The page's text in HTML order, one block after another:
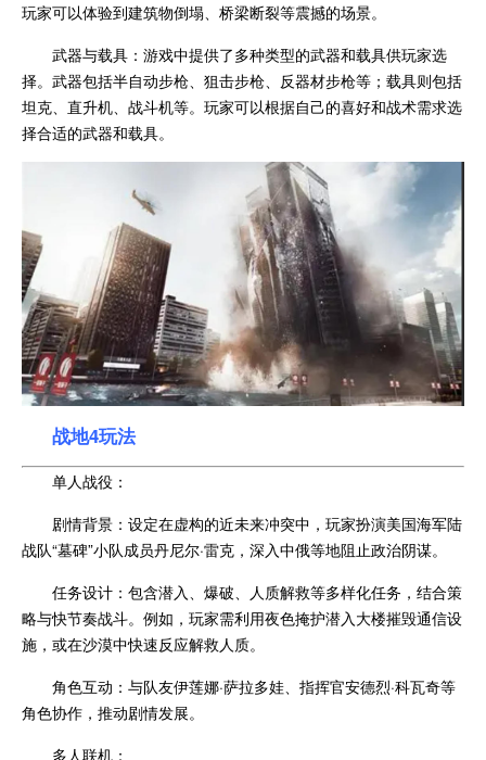
玩家可以体验到建筑物倒塌、桥梁断裂等震撼的场景。
武器与载具：游戏中提供了多种类型的武器和载具供玩家选
择。武器包括半自动步枪、狙击步枪、反器材步枪等；载具则包括
坦克、直升机、战斗机等。玩家可以根据自己的喜好和战术需求选
择合适的武器和载具。
战地4玩法
单人战役：
剧情背景：设定在虚构的近未来冲突中，玩家扮演美国海军陆
战队“墓碑”小队成员丹尼尔·雷克，深入中俄等地阻止政治阴谋。
任务设计：包含潜入、爆破、人质解救等多样化任务，结合策
略与快节奏战斗。例如，玩家需利用夜色掩护潜入大楼摧毁通信设
施，或在沙漠中快速反应解救人质。
角色互动：与队友伊莲娜·萨拉多娃、指挥官安德烈·科瓦奇等
角色协作，推动剧情发展。
多人联机：